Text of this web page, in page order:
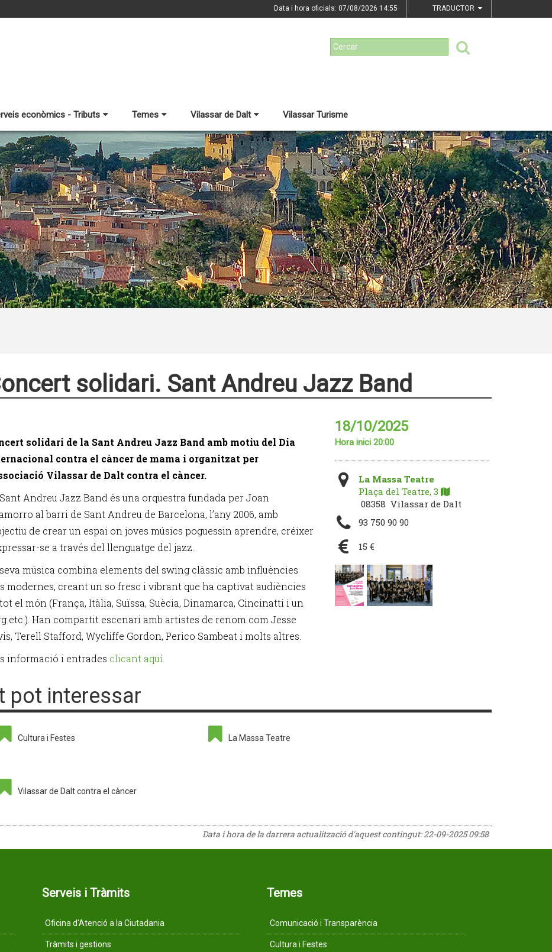
Data i hora oficials: 07/08/2026 14:55 TRADUCTOR
econòmics - Tributs Temes Vilassar de Dalt Vilassar Turisme
solidari. Sant Andreu Jazz Band
solidari de la Sant Andreu Jazz Band amb motiu del Dia
contra el càncer de mama i organitzat per
Vilassar de Dalt contra el càncer.
Andreu Jazz Band és una orquestra fundada per Joan
al barri de Sant Andreu de Barcelona, l’any 2006, amb
de crear un espai on joves músics poguessin aprendre, créixer
se a través del llenguatge del jazz.
música combina elements del swing clàssic amb influències
modernes, creant un so fresc i vibrant que ha captivat audiències
el món (França, Itàlia, Suïssa, Suècia, Dinamarca, Cincinatti i un
etc.). Han compartit escenari amb artistes de renom com Jesse
Terell Stafford, Wycliffe Gordon, Perico Sambeat i molts altres.
informació i entrades clicant aquí.
18/10/2025
Hora inici 20:00
La Massa Teatre
Plaça del Teatre, 3
08358 Vilassar de Dalt
93 750 90 90
15 €
pot interessar
Cultura i Festes La Massa Teatre
Vilassar de Dalt contra el càncer
Data i hora de la darrera actualització d'aquest contingut:22-09-2025 09:58
Serveis i Tràmits
Oficina d'Atenció a la Ciutadania
Tràmits i gestions
Temes
Comunicació i Transparència
Cultura i Festes